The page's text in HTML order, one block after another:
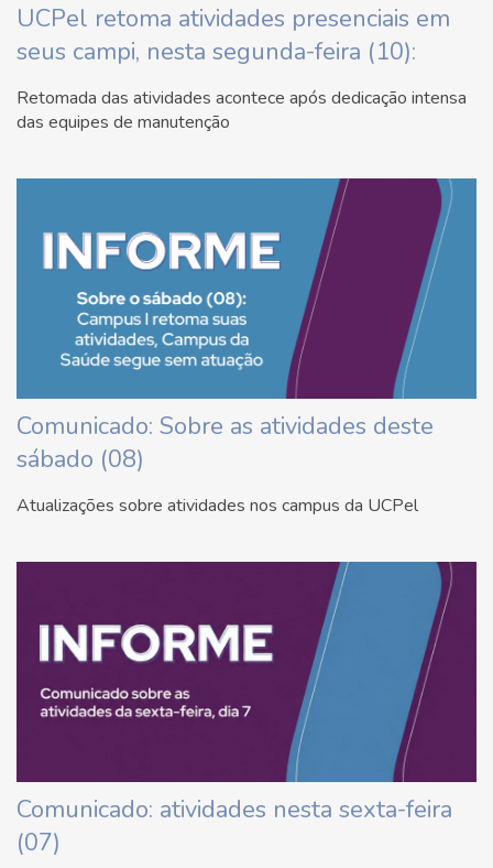
UCPel retoma atividades presenciais em
seus campi, nesta segunda-feira (10):
Retomada das atividades acontece após dedicação intensa
das equipes de manutenção
Comunicado: Sobre as atividades deste
sábado (08)
Atualizações sobre atividades nos campus da UCPel
Comunicado: atividades nesta sexta-feira
(07)